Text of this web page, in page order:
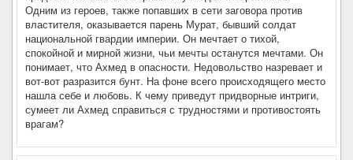
Одним из героев, также попавших в сети заговора против
властителя, оказывается парень Мурат, бывший солдат
национальной гвардии империи. Он мечтает о тихой,
спокойной и мирной жизни, чьи мечты останутся мечтами. Он
понимает, что Ахмед в опасности. Недовольство назревает и
вот-вот разразится бунт. На фоне всего происходящего место
нашла себе и любовь. К чему приведут придворные интриги,
сумеет ли Ахмед справиться с трудностями и противостоять
врагам?